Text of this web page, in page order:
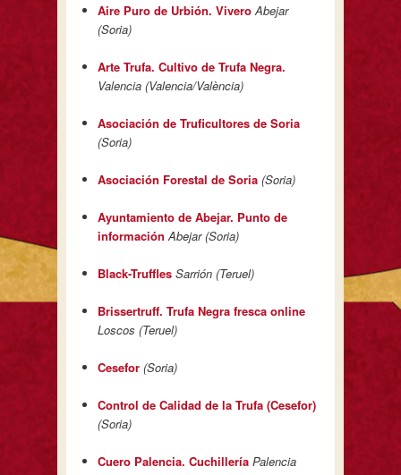
Aire Puro de Urbión. Vivero Abejar
(Soria)
Arte Trufa. Cultivo de Trufa Negra.
Valencia (Valencia/València)
Asociación de Truficultores de Soria
(Soria)
Asociación Forestal de Soria (Soria)
Ayuntamiento de Abejar. Punto de
información Abejar (Soria)
Black-Truffles Sarrión (Teruel)
Brissertruff. Trufa Negra fresca online
Loscos (Teruel)
Cesefor (Soria)
Control de Calidad de la Trufa (Cesefor)
(Soria)
Cuero Palencia. Cuchillería Palencia